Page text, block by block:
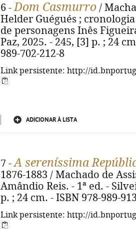
6 -Dom Casmurro /
Helder Guégués ;
de personagens Inês
Paz, 2025. - 245, [3] p. ; 24
989-702-212-8
Link persistente: http://
ADICIONAR À LISTA
7 -A sereníssima
1876-1883 / Machado de
Amândio Reis. - 1ª ed. -
p. ; 24 cm. - ISBN 978-989-
Link persistente: http://